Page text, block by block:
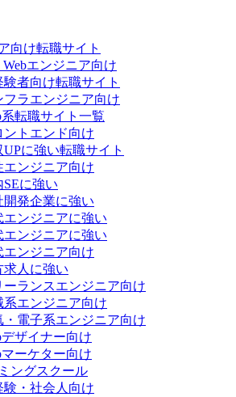
向け転職サイト
エンジニア向け
験者向け転職サイト
フラエンジニア向け
系転職サイト一覧
ントエンド向け
UPに強い転職サイト
エンジニア向け
SEに強い
開発企業に強い
エンジニアに強い
エンジニアに強い
エンジニア向け
求人に強い
ーランスエンジニア向け
系エンジニア向け
・電子系エンジニア向け
デザイナー向け
マーケター向け
ングスクール
験・社会人向け